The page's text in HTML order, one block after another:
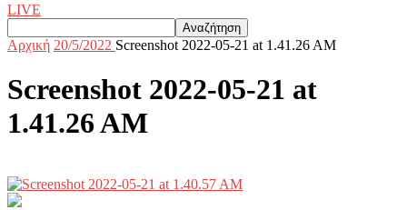
LIVE
Αρχική 20/5/2022 Screenshot 2022-05-21 at 1.41.26 AM
Screenshot 2022-05-21 at
1.41.26 AM